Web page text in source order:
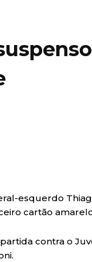
esquerdo
cartão
contra o